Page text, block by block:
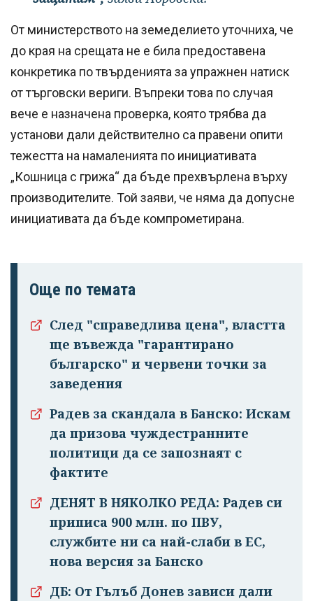
От министерството на земеделието уточниха, че
до края на срещата не е била предоставена
конкретика по твърденията за упражнен натиск
от търговски вериги. Въпреки това по случая
вече е назначена проверка, която трябва да
установи дали действително са правени опити
тежестта на намаленията по инициативата
„Кошница с грижа“ да бъде прехвърлена върху
производителите. Той заяви, че няма да допусне
инициативата да бъде компрометирана.
Още по темата
След "справедлива цена", властта
ще въвежда "гарантирано
българско" и червени точки за
заведения
Радев за скандала в Банско: Искам
да призова чуждестранните
политици да се запознаят с
фактите
ДЕНЯТ В НЯКОЛКО РЕДА: Радев си
приписа 900 млн. по ПВУ,
службите ни са най-слаби в ЕС,
нова версия за Банско
ДБ: От Гълъб Донев зависи дали